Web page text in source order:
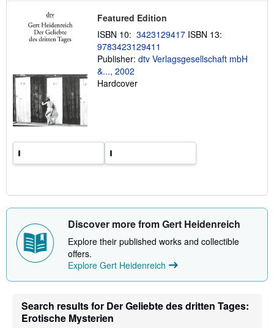
h
i
p
p
i
n
Featured Edition
ISBN 10: 3423129417 ISBN 13:
9783423129411
Publisher: dtv Verlagsgesellschaft mbH
&..., 2002
Hardcover
Discover more from Gert Heidenreich
Explore their published works and collectible
offers.
Explore Gert Heidenreich
Search results for Der Geliebte des dritten Tages:
Erotische Mysterien